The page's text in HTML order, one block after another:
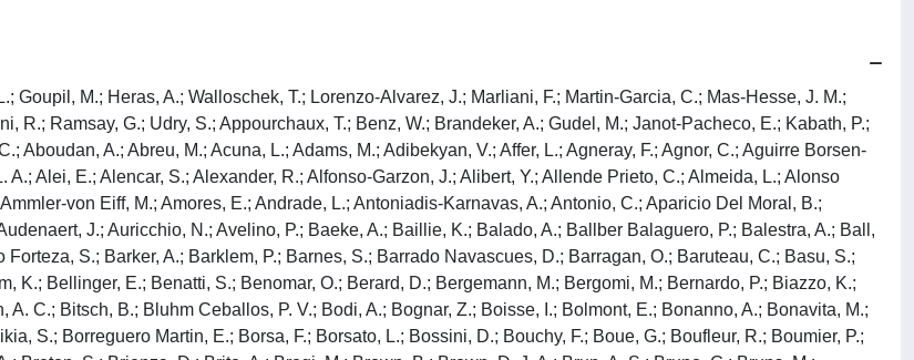
J. P.; Farina, M.; Farinato, J.; Feliz, D.; Feltzing, S.; Fenouillet, T.; Fernandez, M.; Ferrari, L.; Ferraz-Mello, S.; Fialho, F.; Fienga, A.; Figueira, P.; Fiori, L.; Flaccomio, E.; Focardi, M.; Foley, S.; Fontignie, J.; Ford, D.; Fornazier, K.; Forveille, T.; Fossati, L.; Franca, R. D. M.; Franco Da Silva, L.; Frasca, A.; Fridlund, M.; Furlan, M.; Gabler, S. -M.; Gaido, M.; Gallagher, A.; Gallego Sempere, P. I.; Galli, E.; Garcia, R. A.; Garcia Hernandez, A.; Garcia Munoz, A.; Garcia-Vazquez, H.; Garrido Haba, R.; Gaulme, P.; Gauthier, N.; Gehan, C.; Gent, M.; Georgieva, I.; Ghigo, M.; Giana, E.; Gill, S.; Girardi, L.; Giuliatti Winter, S.; Giusi, G.; Gomes Da Silva, J.; Gomez Zazo, L. J.; Gomez-Lopez, J. M.; Gonzalez Hernandez, J. I.; Gonzalez Murillo, K.; Gonzalo Melchor, A.; Gorius, N.; Gouel, P. -V.; Goulty, D.; Granata, V.; Grenfell, J. L.; Griessbach, D.; Grolleau, E.; Grouffal, S.; Grziwa, S.; Guarcello, M. G.; Gueguen, L.; Guenther, E. W.; Guilhem, T.; Guillerot, L.; Guillot, T.; Guiot, P.; Guterman, P.; Gutierrez, A.; Gutierrez-Canales, F.; Hagelberg, J.; Haldemann, J.; Hall, C.; Handberg, R.; Harrison, I.; Harrison, D. L.; Hasiba, J.; Haswell, C. A.; Hatalova, P.; Hatzes, A.; Haywood, R.; Hebrard, G.; Heckes, F.; Heiter, U.; Hekker, S.; Heller, R.; Helling, C.; Helminiak, K.; Hemsley, S.; Heng, K.; Herbst, K.; Hermans, A.; Hermes, J. J.; Hidalgo Torres, N.; Hinkel, N.; Hobbs, D.; Hodgkin, S.; Hofmann, K.; Hojjatpanah, S.; Houdek, G.; Huber, D.; Huesler, J.; Hui-Bon-Hoa, A.; Huygen, R.; Huynh, D. -D.; Iro, N.; Irwin, J.; Irwin, M.; Izidoro, A.; Jacquinod, S.; Jannsen, N. E.; Janson, M.; Jeszenszky, H.; Jiang, C.; Jimenez Mancebo, A. J.; Jofre, P.; Johansen, A.; Johnston, C.; Jones, G.; Kallinger, T.; Kalman, S.; Kanitz, T.; Karjalainen, M.; Karjalainen, R.; Karoff, C.; Kawaler, S.; Kawata, D.; Keereman, A.; Keiderling, D.; Kennedy, T.; Kenworthy, M.; Kerschbaum, F.; Kidger, M.; Kiefer, F.; Kintziger, C.; Kislyakova, K.; Kiss, L.; Klagyivik, P.; Klahr, H.; Klevas, J.; Kochukhov, O.; Kohler, U.; Kolb, U.; Koncz, A.; Korth, J.; Kostogryz, N.; Kovacs, G.; Kovacs, J.; Kozhura, O.; Krivova, N.; Kucinskas, A.; Kuhlemann, I.; Kupka, F.; Laauwen, W.; Labiano, A.; Lagarde, N.; Laget, P.; Laky, G.; Lam, K. W. F.; Lambrechts, M.; Lammer, H.; Lanza, A. F.; Lanzafame, A.; Lares Martiz, M.; Laskar, J.; Latter, H.; Lavanant, T.; Lawrenson, A.; Lazzoni, C.; Lebre, A.; Lebreton, Y.; Lecavelier Des Etangs, A.; Lee, K.; Leinhardt, Z.; Leleu, A.; Lendl, M.; Leto, G.; Levillain, Y.; Libert, A. -S.; Lichtenberg, T.; Ligi, R.; Lignieres, F.; Lillo-Box, J.; Linsky, J.; Liu, J. S.; Loidolt, D.; Longval, Y.; Lopes, I.; Lorenzani, A.; Ludwig, H. -G.; Lund, M.; Lundkvist, M. S.; Luri, X.; Maceroni, C.; Madden, S.; Madhusudhan, N.; Maggio, A.; Magliano, C.; Magrin, D.; Mahy, L.; Maibaum, O.; Malac-Allain, L.; Malapert, J. -C.; Malavolta, L.; Maldonado, J.; Mamonova, E.; Manchon, L.; Manjon, A.; Mann, A.; Mantovan, G.; Marafatto, L.; Marconi, M.; Mardling, R.; Marigo, P.; Marinoni, S.; Marques, R.; Marques, J. P.; Marrese, P. M.; Marshall, D.; Martinez Perales, S.; Mary, D.; Marzari, F.; Masana, E.; Mascher, A.; Mathis, S.; Mathur, S.; Martin Vodopivec, I.; Mattiuci Figueiredo, A. C.; Maxted, P. F. L.; Mazeh, T.; Mazevet, S.; Mazzei, F.; Mccormac, J.; Mcmillan, P.; Menou, L.; Merle, T.; Meru, F.; Mesa, D.; Messina, S.; Meszaros, S.; Meunier, N.; Meunier, J. -C.; Micela, G.; Michaelis, H.; Michel, E.; Michielsen, M.; Michtchenko, T.; Miglio, A.; Miguel, Y.; Milligan, D.; Mirouh, G.; Mitchell, M.; Moedas, N.; Molendini, F.; Molnar, L.; Mombarg, J.; Montalban, J.; Montalto, M.; Monteiro, M. J. P. F. G.; Montoro Sanchez, F.; Morales, J. C.; Morales-Calderon, M.; Morbidelli, A.; Mordasini, C.; Moreau, C.; Morel, T.; Morello, G.; Morin, J.; Mortier, A.; Mosser, B.; Mourard, D.; Mousis, O.; Moutou, C.; Mowlavi, N.; Moya, A.; Muehlmann, P.; Muirhead, P.; Munari, M.; Musella, I.; Mustill, A. J.; Nardetto, N.; Nardiello, D.; Narita, N.; Nascimbeni, V.; Nash, A.; Neiner, C.; Nelson, R. P.; Nettelmann, N.; Nicolini, G.; Nielsen, M.; Niemi, S. -M.; Noack, L.; Noels-Grotsch, A.; Noll, A.; Norazman, A.; Norton, A. J.; Nsamba, B.; Ofir, A.; Ogilvie, G.; Olander, T.; Olivetto, C.; Olofsson, G.; Ong, J.; Ortolani, S.; Oshagh, M.; Ottacher, H.; Ottensamer, R.; Ouazzani, R. -M.; Paardekooper, S. -J.; Pace, E.; Pajas, M.; Palacios, A.; Palandri, G.; Palle, E.; Paproth, C.; Parro, V.; Parviainen, H.; Pascual Granado, J.; Passegger, V. M.; Pastor-Morales, C.; Patzold, M.; Pedersen, M. G.; Pena Hidalgo, D.; Pepe, F.; Pereira, F.; Persson, C. M.; Pertenais, M.; Peter, G.; Petit, A. C.; Petit, P.; Pezzuto, S.; Pichierri, G.; Pietrinferni, A.; Pinheiro, F.; Pinsonneault, M.; Plachy, E.; Plasson, P.; Plez, B.; Poppenhaeger, K.; Poretti, E.; Portaluri, E.; Portell, J.; Porto De Mello, G. F.; Poyatos, J.; Pozuelos, F. J.; Prada Moroni, P. G.; Pricopi, D.; Prisinzano, L.; Quade, M.; Quirrenbach, A.; Rabanal Reina, J. A.; Rabello Soares, M. C.; Raimondo, G.; Rainer, M.; Ramon Rodon, J.; Ramon-Ballesta, A.; Ramos Zapata, G.; Ratz, S.; Rauterberg, C.; Redman, B.; Redmer, R.; Reese, D.; Regibo, S.; Reiners, A.; Reinhold, T.; Renie, C.; Ribas, I.; Ribeiro, S.; Ricciardi, T. P.; Rice, K.; Richard, O.; Riello, M.; Rieutord, M.; Ripepi, V.; Rixon, G.; Rockstein, S.; Rodon Ortiz, J. R.; Rodrigo Rodriguez, M. T.; Rodriguez Amor, A.; Rodriguez Diaz, L. F.; Rodriguez Garcia, J. P.; Rodriguez-Gomez, J.; Roehlly, Y.; Roig, F.; Rojas-Ayala, B.; Rolf, T.; Rorsted, J. L.; Rosado, H.; Rosotti, G.; Roth, O.; Roth, M.; Rousseau, A.; Roxburgh, I.; Roy, F.; Royer, P.; Ruane, K.; Rufini Mastropasqua, S.; Ruiz De Galarreta, C.; Russi, A.; Saar, S.; Saillenfest, M.; Salaris, M.; Salmon, S.; Saltas, I.; Samadi, R.; Samadi, A.; Samra, D.; Sanches Da Silva, T.; Sanchez Carrasco, M. A.; Santerne, A.; Santiago Pe, A.; Santoli, F.; Santos, A. R. G.; Sanz Mesa, R.; Sarro, L. M.; Scandariato, G.; Schafer, M.; Schlafly, E.; Schmider, F. -X